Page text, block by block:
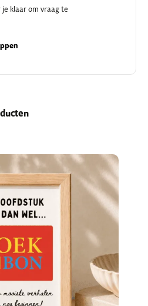
klaar om vraag te